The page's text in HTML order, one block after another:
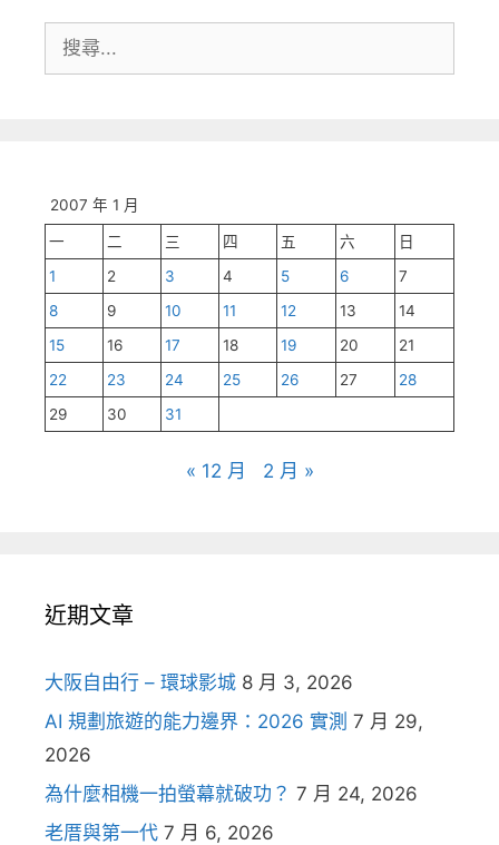
尋:
2007 年 1 月
一 二 三 四 五 六
日
1
2 3 4 5 6
7
8
9 10 11 12 13
14
15
16 17 18 19 20
21
22
23 24 25 26 27
28
29
30 31
« 12 月 2 月 »
近期文章
大阪自由行 – 環球影城 8 月 3, 2026
AI 規劃旅遊的能力邊界：2026 實測 7 月 29,
2026
為什麼相機一拍螢幕就破功？ 7 月 24, 2026
老厝與第一代 7 月 6, 2026